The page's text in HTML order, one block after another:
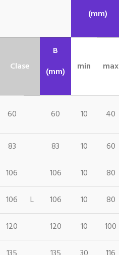
(mm)
Clase
B
(mm)
min max
60 60 10 40
83 83 10 60
106 106 10 80
106 L 106 10 80
120 120 10 100